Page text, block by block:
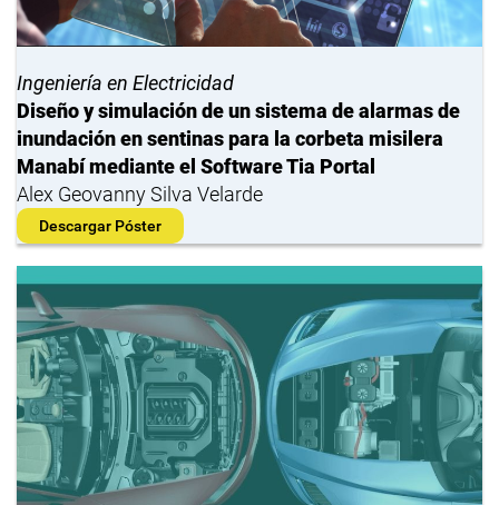
Ingeniería en Electricidad
Diseño y simulación de un sistema de alarmas de
inundación en sentinas para la corbeta misilera
Manabí mediante el Software Tia Portal
Alex Geovanny Silva Velarde
Descargar Póster